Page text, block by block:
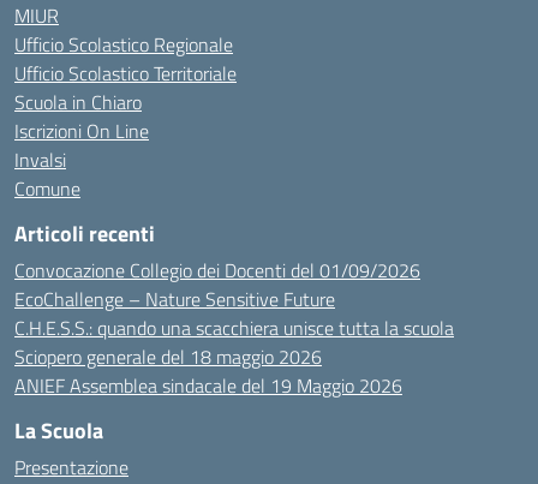
MIUR
Ufficio Scolastico Regionale
Ufficio Scolastico Territoriale
Scuola in Chiaro
Iscrizioni On Line
Invalsi
Comune
Articoli recenti
Convocazione Collegio dei Docenti del 01/09/2026
EcoChallenge – Nature Sensitive Future
C.H.E.S.S.: quando una scacchiera unisce tutta la scuola
Sciopero generale del 18 maggio 2026
ANIEF Assemblea sindacale del 19 Maggio 2026
La Scuola
Presentazione